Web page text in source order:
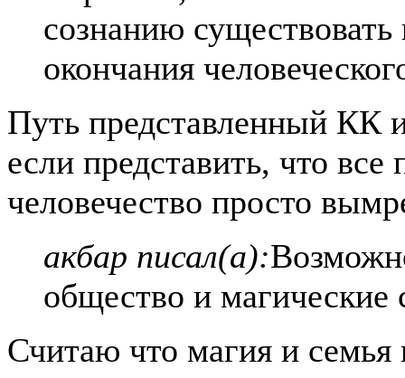
сознанию
окончания
Путь представленный КК
если представить, что
человечество просто
акбар писал(а):
общество и магические
Считаю что магия и